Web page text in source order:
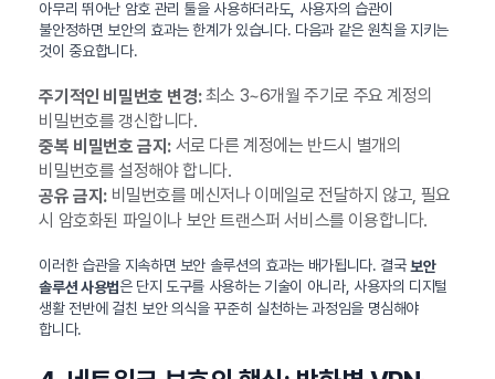
아무리 뛰어난 암호 관리 툴을 사용하더라도, 사용자의 습관이
불안정하면 보안의 효과는 한계가 있습니다. 다음과 같은 원칙을 지키는
것이 중요합니다.
주기적인 비밀번호 변경:최소 3~6개월 주기로 주요 계정의
비밀번호를 갱신합니다.
중복 비밀번호 금지:서로 다른 계정에는 반드시 별개의
비밀번호를 설정해야 합니다.
공유 금지:비밀번호를 메신저나 이메일로 전달하지 않고, 필요
시 암호화된 파일이나 보안 트랜스퍼 서비스를 이용합니다.
이러한 습관을 지속하면 보안 솔루션의 효과는 배가됩니다. 결국보안
솔루션 사용법은 단지 도구를 사용하는 기술이 아니라, 사용자의 디지털
생활 전반에 걸친 보안 의식을 꾸준히 실천하는 과정임을 명심해야
합니다.